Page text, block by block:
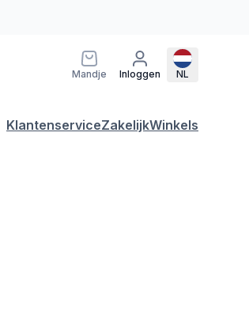
Mandje Inloggen NL
KlantenserviceZakelijkWinkels